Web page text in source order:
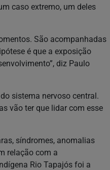
caso extremo, um deles
São acompanhadas
é que a exposição
diz Paulo
sistema nervoso central.
vão ter que lidar com esse
síndromes, anomalias
relação com a
Rio Tapajós foi a